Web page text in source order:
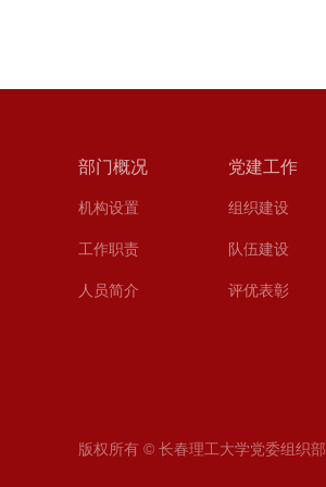
部门概况
机构设置
工作职责
人员简介
党建工作
组织建设
队伍建设
评优表彰
版权所有 © 长春理工大学党委组织部